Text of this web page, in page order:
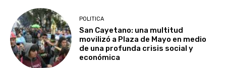
POLITICA
San Cayetano: una multitud
movilizó a Plaza de Mayo en medio
de una profunda crisis social y
económica